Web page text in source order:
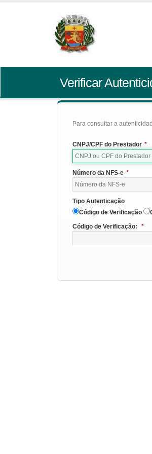
Verificar
Para consultar a
CNPJ/CPF do Prestador *
Número da NFS-e *
Tipo Autenticação
Código de Verificação
Código de Verificação:
*